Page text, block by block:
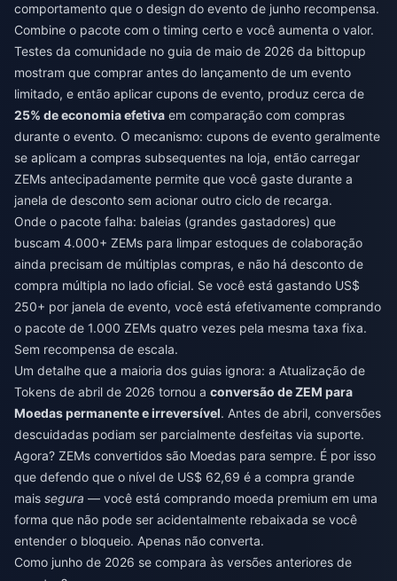
comportamento que o design do evento de junho recompensa.
Combine o pacote com o timing certo e você aumenta o valor.
Testes da comunidade no guia de maio de 2026 da bittopup
mostram que comprar antes do lançamento de um evento
limitado, e então aplicar cupons de evento, produz cerca de
25% de economia efetiva em comparação com compras
durante o evento. O mecanismo: cupons de evento geralmente
se aplicam a compras subsequentes na loja, então carregar
ZEMs antecipadamente permite que você gaste durante a
janela de desconto sem acionar outro ciclo de recarga.
Onde o pacote falha: baleias (grandes gastadores) que
buscam 4.000+ ZEMs para limpar estoques de colaboração
ainda precisam de múltiplas compras, e não há desconto de
compra múltipla no lado oficial. Se você está gastando US$
250+ por janela de evento, você está efetivamente comprando
o pacote de 1.000 ZEMs quatro vezes pela mesma taxa fixa.
Sem recompensa de escala.
Um detalhe que a maioria dos guias ignora: a Atualização de
Tokens de abril de 2026 tornou a conversão de ZEM para
Moedas permanente e irreversível. Antes de abril, conversões
descuidadas podiam ser parcialmente desfeitas via suporte.
Agora? ZEMs convertidos são Moedas para sempre. É por isso
que defendo que o nível de US$ 62,69 é a compra grande
mais segura — você está comprando moeda premium em uma
forma que não pode ser acidentalmente rebaixada se você
entender o bloqueio. Apenas não converta.
Como junho de 2026 se compara às versões anteriores de